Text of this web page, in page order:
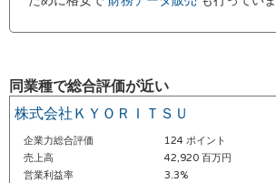
同業種で総合評価が近い
株式会社ＫＹＯＲＩＴＳＵ
企業力総合評価
124 ポイント
売上高
42,920 百万円
営業利益率
3.3%